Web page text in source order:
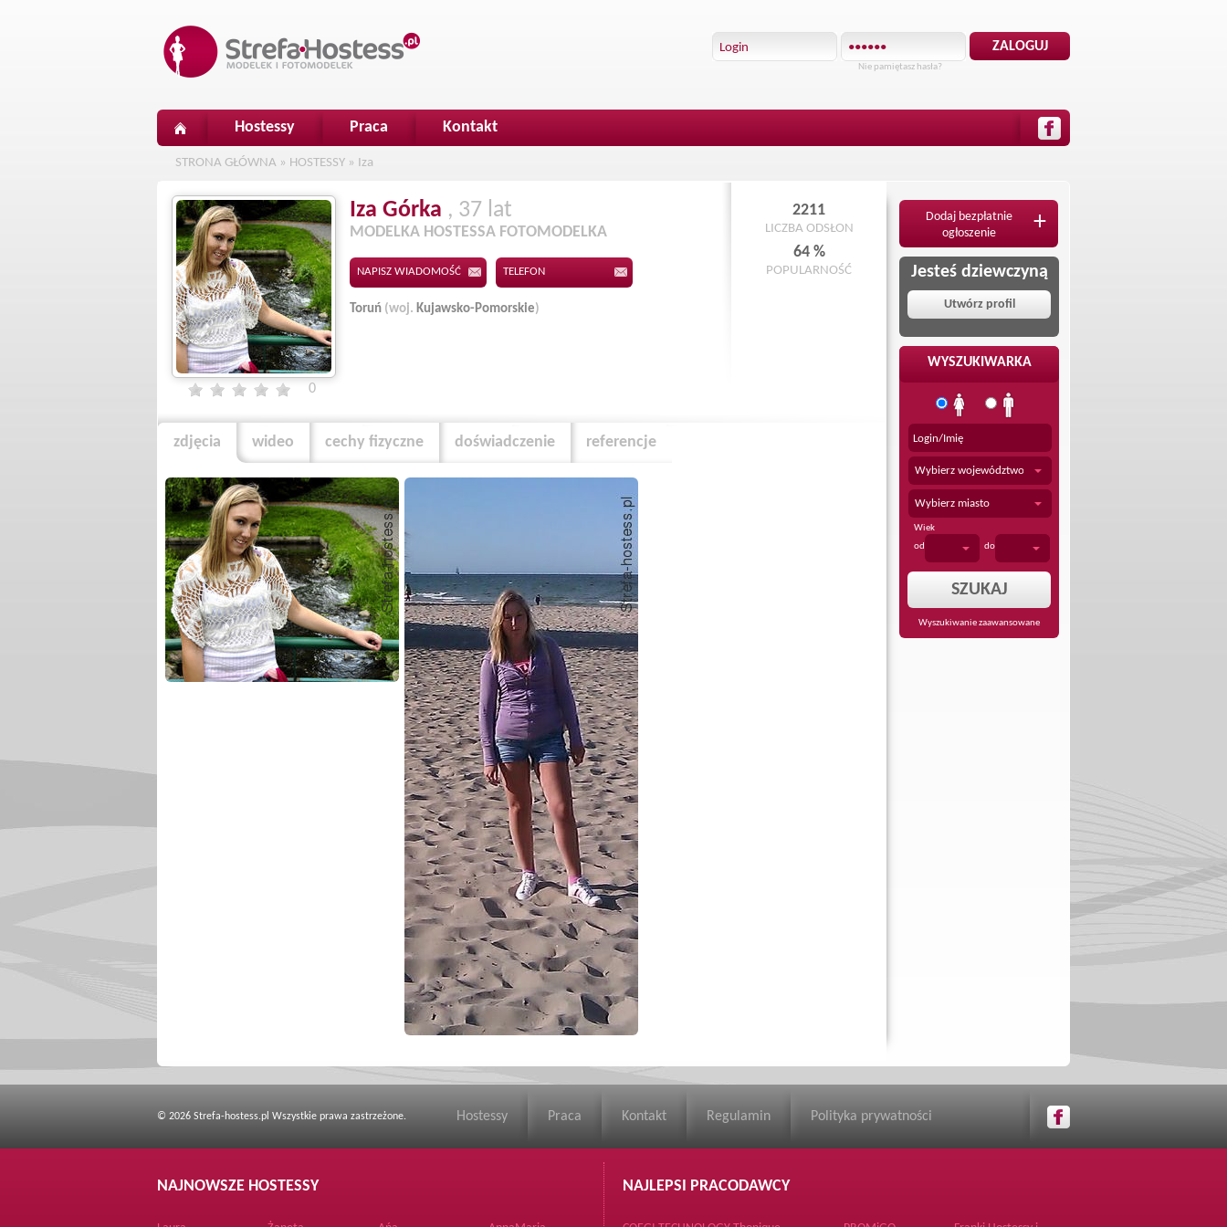
Nie pamiętasz hasła?
Hostessy Praca Kontakt
STRONA GŁÓWNA » HOSTESSY » Iza
0
Iza Górka , 37 lat
MODELKA HOSTESSA FOTOMODELKA
NAPISZ WIADOMOŚĆ TELEFON
Toruń (woj. Kujawsko-Pomorskie)
2211
LICZBA ODSŁON
64 %
POPULARNOŚĆ
zdjęcia wideo cechy fizyczne doświadczenie referencje
Dodaj bezpłatnie
ogłoszenie
+
Jesteś dziewczyną
Utwórz profil
WYSZUKIWARKA
Wybierz województwo
Wybierz miasto
Wiek
od
do
Wyszukiwanie zaawansowane
© 2026 Strefa-hostess.pl Wszystkie prawa zastrzeżone. Hostessy Praca Kontakt Regulamin Polityka prywatności
NAJNOWSZE HOSTESSY NAJLEPSI PRACODAWCY